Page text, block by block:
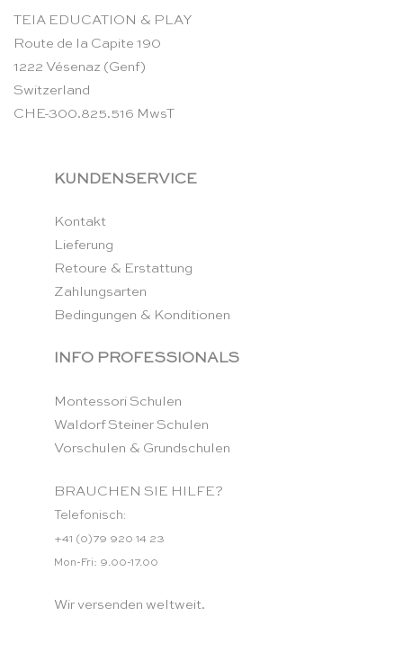
TEIA EDUCATION & PLAY
Route de la Capite 190
1222 Vésenaz (Genf)
Switzerland
CHE-300.825.516 MwsT
KUNDENSERVICE
Kontakt
Lieferung
Retoure & Erstattung
Zahlungsarten
Bedingungen & Konditionen
INFO PROFESSIONALS
Montessori Schulen
Waldorf Steiner Schulen
Vorschulen & Grundschulen
BRAUCHEN SIE HILFE?
Telefonisch:
+41 (0)79 920 14 23
Mon-Fri: 9.00-17.00
Wir versenden weltweit.